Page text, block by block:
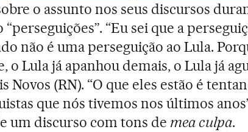
o assunto nos seus discursos
“Eu sei que a
não é uma perseguição ao Lula.
o Lula já apanhou demais, o Lula já
Novos (RN). “O que eles estão é
que nós tivemos nos últimos
um discurso com tons de mea culpa.